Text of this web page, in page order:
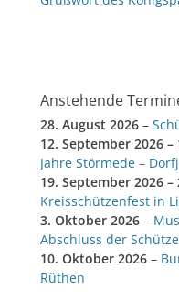
Anstehende
28. August 2026 –
12. September 2026 –
Jahre Störmede –
19. September 2026 –
Kreisschützenfest in
3. Oktober 2026 –
Abschluss der
10. Oktober 2026 –
Rüthen